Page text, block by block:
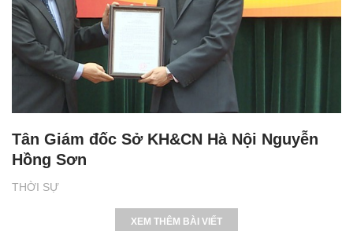
THỜI SỰ
Tân Giám đốc Sở KH&CN Hà Nội Nguyễn
Hồng Sơn
XEM THÊM BÀI VIẾT